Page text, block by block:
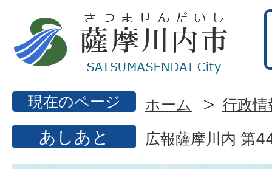
現在のページ ホーム 行政情
あしあと 広報薩摩川内 第